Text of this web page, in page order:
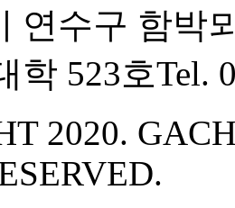
연수구 함박
학 523호Tel.
2020.